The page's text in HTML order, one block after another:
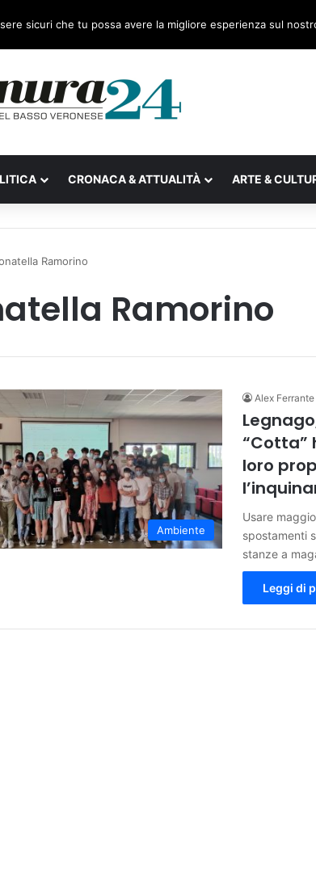
CRONACA & ATTUALITÀ ARTE &
Ramorino
Ramorino
Ambiente
Alex Ferrante
“Cotta”
loro
Usare
spostamenti
stanze a
Leggi di
sicuri che tu possa avere la migliore esperienza sul